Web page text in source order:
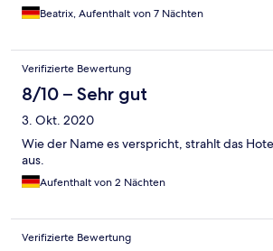
packen zu können. Unser Balkon ging auf
lärmempfindlich ist , wird evtl. von den
gestört, da diese bei geöffnetem Fenster
ruhiger wohnen will, sollte Zimmer auf
Beatrix, Aufenthalt von 7 Nächten
Verifizierte Bewertung
8/10 – Sehr gut
3. Okt. 2020
Wie der Name es verspricht, strahlt das
aus.
Aufenthalt von 2 Nächten
Verifizierte Bewertung